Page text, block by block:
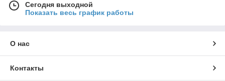
Сегодня выходной
Показать весь график работы
О нас
Контакты